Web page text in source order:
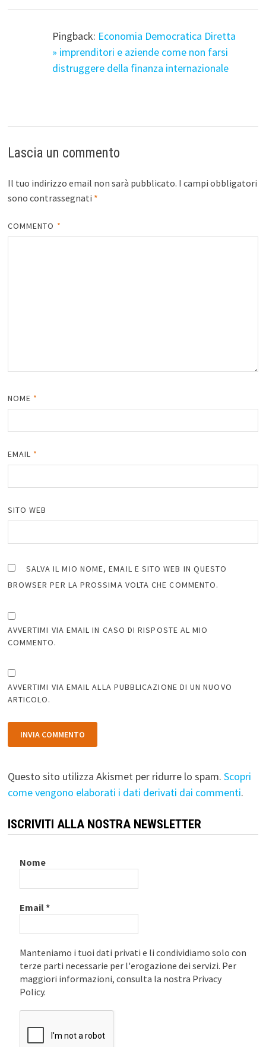
Pingback: Economia Democratica Diretta
» imprenditori e aziende come non farsi
distruggere della finanza internazionale
Lascia un commento
Il tuo indirizzo email non sarà pubblicato. I campi obbligatori
sono contrassegnati *
COMMENTO *
NOME *
EMAIL *
SITO WEB
SALVA IL MIO NOME, EMAIL E SITO WEB IN QUESTO
BROWSER PER LA PROSSIMA VOLTA CHE COMMENTO.
AVVERTIMI VIA EMAIL IN CASO DI RISPOSTE AL MIO
COMMENTO.
AVVERTIMI VIA EMAIL ALLA PUBBLICAZIONE DI UN NUOVO
ARTICOLO.
Questo sito utilizza Akismet per ridurre lo spam. Scopri
come vengono elaborati i dati derivati dai commenti.
ISCRIVITI ALLA NOSTRA NEWSLETTER
Nome
Email*
Manteniamo i tuoi dati privati e li condividiamo solo con
terze parti necessarie per l'erogazione dei servizi. Per
maggiori informazioni, consulta la nostra Privacy
Policy.